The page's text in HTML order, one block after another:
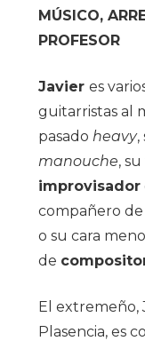
MÚSICO,
PROFESOR
Javier es
guitarristas al
pasado heavy,
manouche,
improvisador
compañero de
o su cara
de
El extremeño,
Plasencia, es